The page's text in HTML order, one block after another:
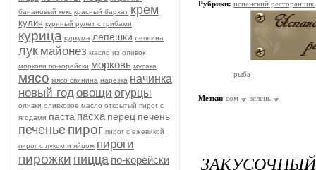
банановый кекс красный бархат крем
кулич куриный рулет с грибами
курица куркума лепешки лепнина
лук майонез масло из оливок
моркови по-корейски морковь мусака
мясо мясо свинина нарезка начинка
новый годовощи огурцы
оливки оливковое масло открытый пирог с
ягодами паста пасха перец печень
печенье пирог пирог с ежевикой
пирог с луком и яйцом пироги
пирожки пицца по-корейски
Рубрики: испанский
рыба
Метки: сoм зелень